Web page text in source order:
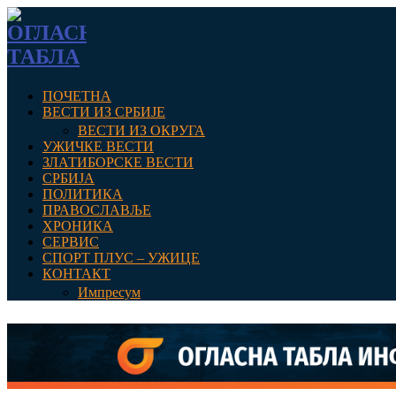
ПОЧЕТНА
ВЕСТИ ИЗ СРБИЈЕ
ВЕСТИ ИЗ ОКРУГА
УЖИЧКЕ ВЕСТИ
ЗЛАТИБОРСКЕ ВЕСТИ
СРБИЈА
ПОЛИТИКА
ПРАВОСЛАВЉЕ
ХРОНИКА
СЕРВИС
СПОРТ ПЛУС – УЖИЦЕ
КОНТАКТ
Импресум